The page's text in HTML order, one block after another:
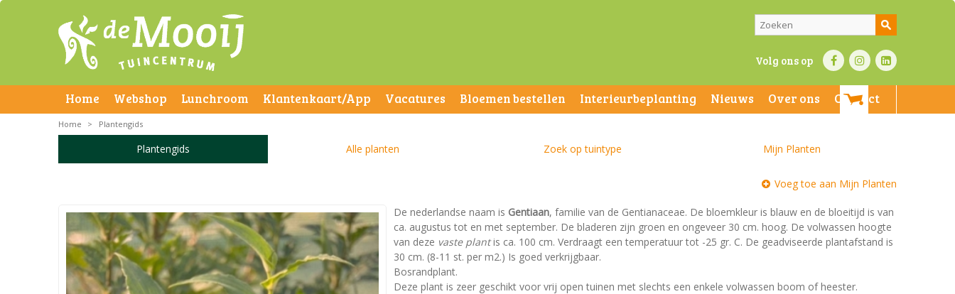
Volg ons op
Home Webshop Lunchroom Klantenkaart/App Vacatures Bloemen bestellen Interieurbeplanting Nieuws Over ons Contact
Home > Plantengids
Plantengids Alle planten Zoek op tuintype Mijn Planten
Voeg toe aan Mijn Planten
De nederlandse naam is Gentiaan, familie van de Gentianaceae. De bloemkleur is blauw en de bloeitijd is van
ca. augustus tot en met september. De bladeren zijn groen en ongeveer 30 cm. hoog. De volwassen hoogte
van deze vaste plantis ca. 100 cm. Verdraagt een temperatuur tot -25 gr. C. De geadviseerde plantafstand is
30 cm. (8-11 st. per m2.) Is goed verkrijgbaar.
Bosrandplant.
Deze plant is zeer geschikt voor vrij open tuinen met slechts een enkele volwassen boom of heester.